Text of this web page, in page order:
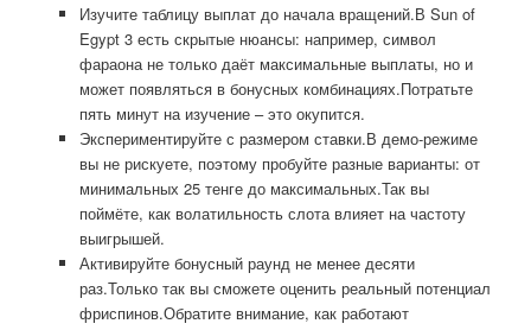
Изучите таблицу выплат до начала вращений.В Sun of
Egypt 3 есть скрытые нюансы: например, символ
фараона не только даёт максимальные выплаты, но и
может появляться в бонусных комбинациях.Потратьте
пять минут на изучение – это окупится.
Экспериментируйте с размером ставки.В демо-режиме
вы не рискуете, поэтому пробуйте разные варианты: от
минимальных 25 тенге до максимальных.Так вы
поймёте, как волатильность слота влияет на частоту
выигрышей.
Активируйте бонусный раунд не менее десяти
раз.Только так вы сможете оценить реальный потенциал
фриспинов.Обратите внимание, как работают